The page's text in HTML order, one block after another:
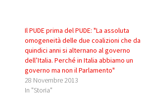
Il PUDE prima del PUDE: "La assoluta
omogeneità delle due coalizioni che da
quindici anni si alternano al governo
dell’Italia. Perché in Italia abbiamo un
governo ma non il Parlamento"
28 Novembre 2013
In "Storia"